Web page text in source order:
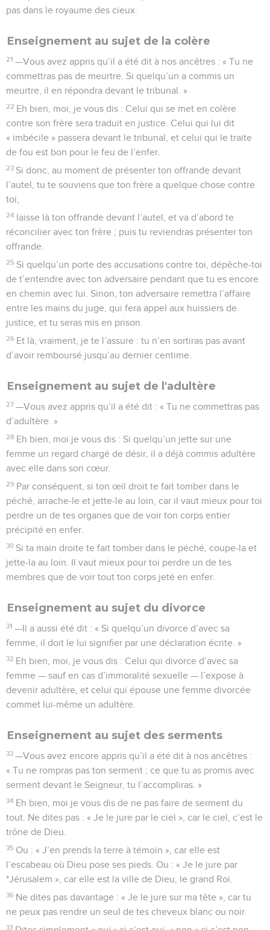
24 laisse là ton offrande devant l’autel, et va d’abord te
offrande.
25 Si quelqu’un porte des accusations contre toi, dépêche-toi
de t’entendre avec ton adversaire pendant que tu es encore
en chemin avec lui. Sinon, ton adversaire remettra l’affaire
entre les mains du juge, qui fera appel aux huissiers de
justice, et tu seras mis en prison.
26 Et là, vraiment, je te l’assure : tu n’en sortiras pas avant
d’avoir remboursé jusqu’au dernier centime.
Enseignement au sujet de l'adultère
27 —Vous avez appris qu’il a été dit : « Tu ne commettras pas
d’adultère. »
28 Eh bien, moi je vous dis : Si quelqu’un jette sur une
femme un regard chargé de désir, il a déjà commis adultère
avec elle dans son cœur.
29
Par conséquent, si ton œil droit te fait tomber dans le
péché, arrache-le et jette-le au loin, car il vaut mieux pour toi
perdre un de tes organes que de voir ton corps entier
précipité en enfer.
Si ta main droite te fait tomber dans le péché, coupe-la et
jette-la au loin. Il vaut mieux pour toi perdre un de tes
Enseignement au sujet du divorce
31 —Il a aussi été dit : « Si quelqu’un divorce d’avec sa
femme, il doit le lui signifier par une déclaration écrite. »
32 Eh bien, moi, je vous dis : Celui qui divorce d’avec sa
femme — sauf en cas d’immoralité sexuelle — l’expose à
devenir adultère, et celui qui épouse une femme divorcée
commet lui-même un adultère.
Enseignement au sujet des serments
—Vous avez encore appris qu’il a été dit à nos ancêtres :
« Tu ne rompras pas ton serment ; ce que tu as promis avec
serment devant le Seigneur, tu l’accompliras. »
Eh bien, moi je vous dis de ne pas faire de serment du
tout. Ne dites pas : « Je le jure par le ciel », car le ciel, c’est le
trône de Dieu.
35 Ou : « J’en prends la terre à témoin », car elle est
l’escabeau où Dieu pose ses pieds. Ou : « Je le jure par
*Jérusalem », car elle est la ville de Dieu, le grand Roi.
36 Ne dites pas davantage : « Je le jure sur ma tête », car tu
ne peux pas rendre un seul de tes cheveux blanc ou noir.
Tous les serments qu’on y ajoute viennent du diable.
Enseignement au sujet de la vengeance
pour dent. »
Eh bien, moi je vous dis : Ne résistez pas à celui qui vous
droite, tends-lui aussi l’autre.
Si quelqu’un veut te faire un procès pour avoir ta chemise,
Et si quelqu’un te réquisitionne pour porter un fardeau sur
Contenus